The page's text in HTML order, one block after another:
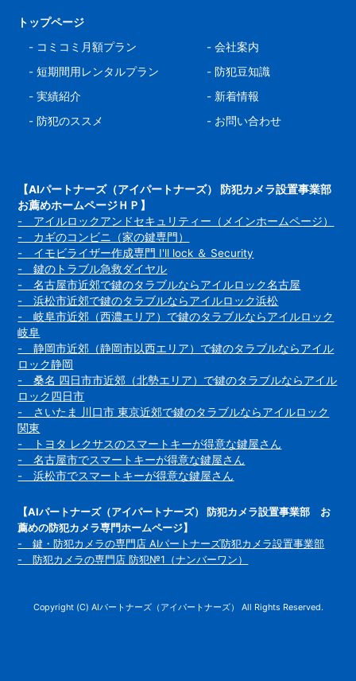
トップページ
- コミコミ月額プラン
-短期間用レンタルプラン
-実績紹介
-防犯のススメ
-会社案内
- 防犯豆知識
- 新着情報
- お問い合わせ
【AIパートナーズ（アイパートナーズ） 防犯カメラ設置事業部
お薦めホームページＨＰ】
- アイルロックアンドセキュリティー（メインホームページ）
- カギのコンビニ（家の鍵専門）
- イモビライザー作成専門 I'll lock ＆ Security
- 鍵のトラブル急救ダイヤル
- 名古屋市近郊で鍵のタラブルならアイルロック名古屋
- 浜松市近郊で鍵のタラブルならアイルロック浜松
- 岐阜市近郊（西濃エリア）で鍵のタラブルならアイルロック
岐阜
- 静岡市近郊（静岡市以西エリア）で鍵のタラブルならアイル
ロック静岡
- 桑名 四日市市近郊（北勢エリア）で鍵のタラブルならアイル
ロック四日市
- さいたま 川口市 東京近郊で鍵のタラブルならアイルロック
関東
- トヨタ レクサスのスマートキーが得意な鍵屋さん
- 名古屋市でスマートキーが得意な鍵屋さん
- 浜松市でスマートキーが得意な鍵屋さん
【AIパートナーズ（アイパートナーズ） 防犯カメラ設置事業部 お
薦めの防犯カメラ専門ホームページ】
- 鍵・防犯カメラの専門店 AIパートナーズ防犯カメラ設置事業部
- 防犯カメラの専門店 防犯№1（ナンバーワン）
Copyright (C) AIパートナーズ（アイパートナーズ） All Rights Reserved.